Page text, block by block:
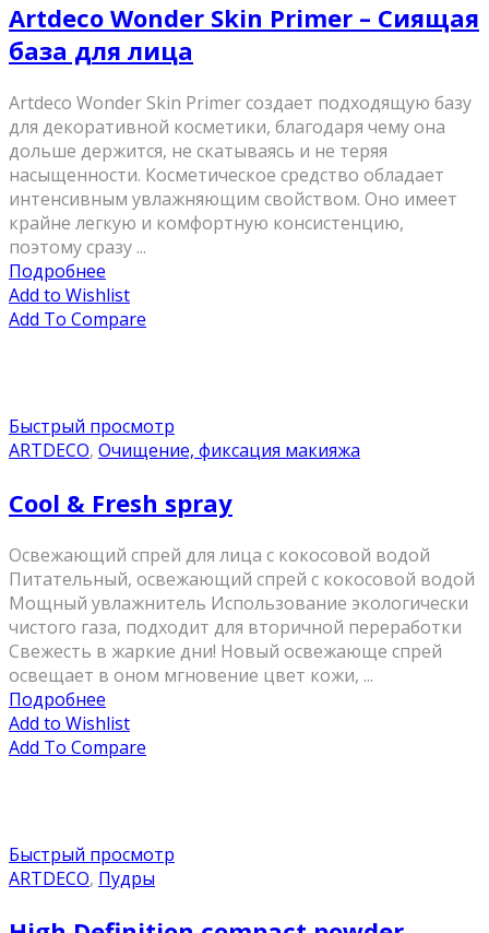
Artdeco Wonder Skin Primer – Сиящая
база для лица
Artdeco Wonder Skin Primer создает подходящую базу
для декоративной косметики, благодаря чему она
дольше держится, не скатываясь и не теряя
насыщенности. Косметическое средство обладает
интенсивным увлажняющим свойством. Оно имеет
крайне легкую и комфортную консистенцию,
поэтому сразу ...
Подробнее
Add to Wishlist
Add To Compare
Быстрый просмотр
ARTDECO, Очищение, фиксация макияжа
Cool & Fresh spray
Освежающий спрей для лица с кокосовой водой
Питательный, освежающий спрей с кокосовой водой
Мощный увлажнитель Использование экологически
чистого газа, подходит для вторичной переработки
Свежесть в жаркие дни! Новый освежающе спрей
освещает в оном мгновение цвет кожи, ...
Подробнее
Add to Wishlist
Add To Compare
Быстрый просмотр
ARTDECO, Пудры